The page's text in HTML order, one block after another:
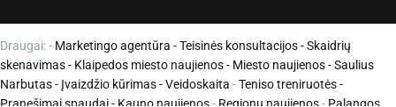
Draugai: - Marketingo agentūra -Teisinės konsultacijos-Skaidrių
skenavimas- Klaipedos miesto naujienos- Miesto naujienos-Saulius
Narbutas- Įvaizdžio kūrimas-Veidoskaita -Teniso treniruotės-
Pranešimai spaudai - Kauno naujienos- Regionų naujienos- Palangos